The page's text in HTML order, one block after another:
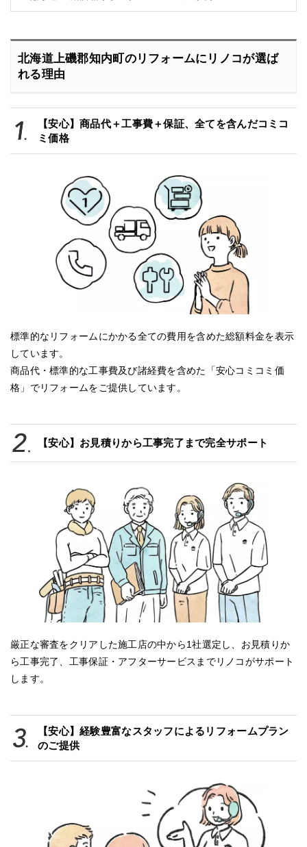
北海道上磯郡知内町のリフォームにリノコが選ば
れる理由
【安心】商品代＋工事費＋保証、全てを含んだコミコ
ミ価格
標準的なリフォームにかかる全ての費用を含めた総額料金を表示
しています。
商品代・標準的な工事費及び諸経費を含めた「安心コミコミ価
格」でリフォームをご提供しています。
【安心】お見積りから工事完了まで完全サポート
厳正な審査をクリアした施工店の中から1社選定し、お見積りか
ら工事完了、工事保証・アフターサービスまでリノコがサポート
します。
【安心】経験豊富なスタッフによるリフォームプラン
のご提供